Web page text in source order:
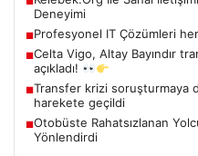
Deneyimi
■Profesyonel IT Çözümleri
■Celta Vigo, Altay Bayındır
açıkladı!
■Transfer krizi soruşturmaya
harekete geçildi
■Otobüste Rahatsızlanan
Yönlendirdi